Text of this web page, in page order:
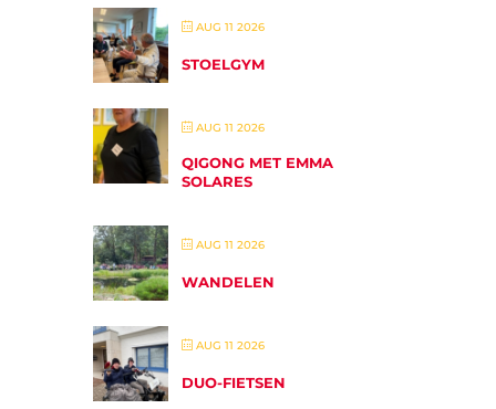
AUG 11 2026
STOELGYM
AUG 11 2026
QIGONG MET EMMA
SOLARES
AUG 11 2026
WANDELEN
AUG 11 2026
DUO-FIETSEN